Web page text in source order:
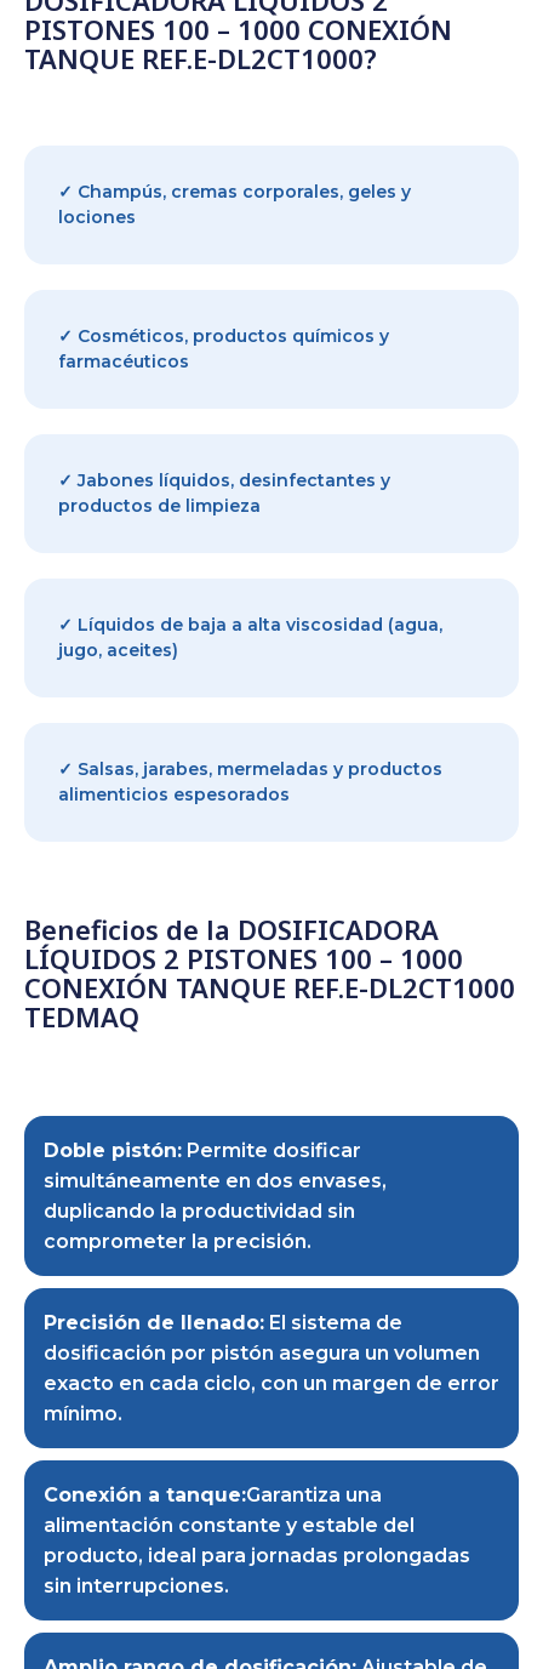
PISTONES 100 – 1000 CONEXIÓN
TANQUE REF.E-DL2CT1000?
✓ Champús, cremas corporales, geles y
lociones
✓ Cosméticos, productos químicos y
farmacéuticos
✓ Jabones líquidos, desinfectantes y
productos de limpieza
✓ Líquidos de baja a alta viscosidad (agua,
jugo, aceites)
✓ Salsas, jarabes, mermeladas y productos
alimenticios espesorados
Beneficios de la DOSIFICADORA
LÍQUIDOS 2 PISTONES 100 – 1000
CONEXIÓN TANQUE REF.E-DL2CT1000
TEDMAQ
Doble pistón: Permite dosificar
simultáneamente en dos envases,
duplicando la productividad sin
comprometer la precisión.
Precisión de llenado: El sistema de
dosificación por pistón asegura un volumen
exacto en cada ciclo, con un margen de error
mínimo.
Conexión a tanque:Garantiza una
alimentación constante y estable del
producto, ideal para jornadas prolongadas
sin interrupciones.